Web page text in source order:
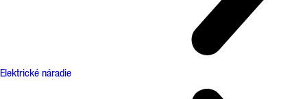
Elektrické náradie